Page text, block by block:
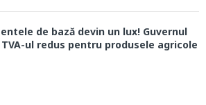
de bază devin un lux! Guvernul
ul redus pentru produsele agricole